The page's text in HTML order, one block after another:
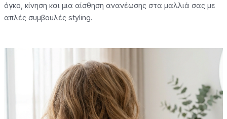
όγκο, κίνηση και μια αίσθηση ανανέωσης στα μαλλιά σας με
απλές συμβουλές styling.